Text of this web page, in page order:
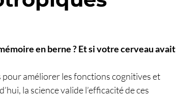
en berne ? Et si votre cerveau avait
améliorer les fonctions cognitives et
la science valide l’efficacité de ces